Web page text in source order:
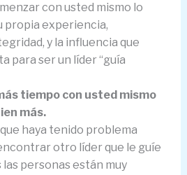
con usted mismo lo
propia experiencia,
y la influencia que
para ser un líder “guía
tiempo con usted mismo
más.
haya tenido problema
otro líder que le guíe
personas están muy